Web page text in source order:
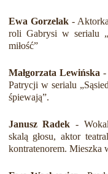
Ewa Gorzelak- Aktorka
roli Gabrysi w serialu
miłość”
Małgorzata Lewińska -
Patrycji w serialu
śpiewają”.
Janusz Radek -
skalą głosu, aktor
kontratenorem. Mieszka